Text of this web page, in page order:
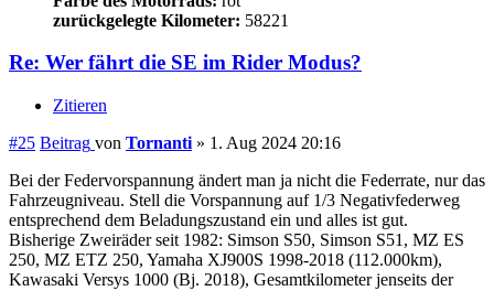
Beitrag vonTornanti»1. Aug 2024 20:16
Bei der Federvorspannung ändert man ja nicht die Federrate, nur das
Fahrzeugniveau. Stell die Vorspannung auf 1/3 Negativfederweg
Bisherige Zweiräder seit 1982: Simson S50, Simson S51, MZ ES
250, MZ ETZ 250, Yamaha XJ900S 1998-2018 (112.000km),
Kawasaki Versys 1000 (Bj. 2018), Gesamtkilometer jenseits der
200.000.
Nach oben
CarloBln